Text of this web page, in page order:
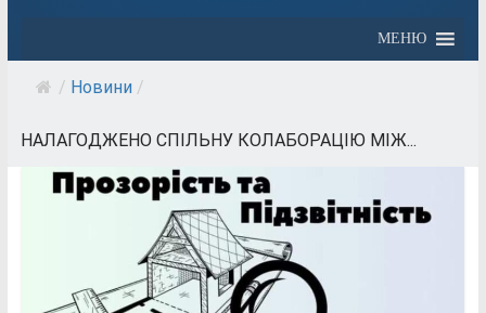
МЕНЮ
/ Новини /
НАЛАГОДЖЕНО СПІЛЬНУ КОЛАБОРАЦІЮ МІЖ...